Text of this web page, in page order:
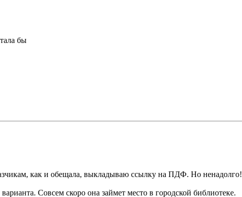
бы
как и обещала, выкладываю ссылку на ПДФ. Но ненадолго!
Совсем скоро она займет место в городской библиотеке.